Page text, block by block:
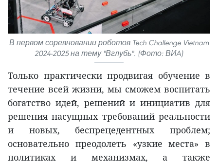
В первом соревновании роботов Tech Challenge Vietnam
2024-2025 на тему "Вглубь". (Фото: ВИA)
Только практически продвигая обучение в
течение всей жизни, мы сможем воспитать
богатство идей, решений и инициатив для
решения насущных требований реальности
и новых, беспрецедентных проблем;
основательно преодолеть «узкие места» в
политиках и механизмах, а также